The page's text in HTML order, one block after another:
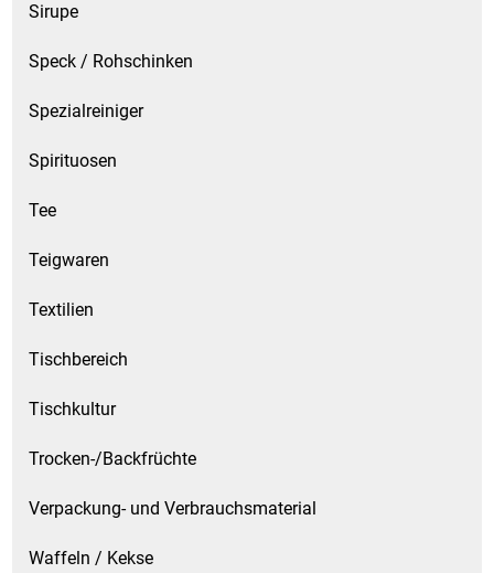
Sirupe
Speck / Rohschinken
Spezialreiniger
Spirituosen
Tee
Teigwaren
Textilien
Tischbereich
Tischkultur
Trocken-/Backfrüchte
Verpackung- und Verbrauchsmaterial
Waffeln / Kekse